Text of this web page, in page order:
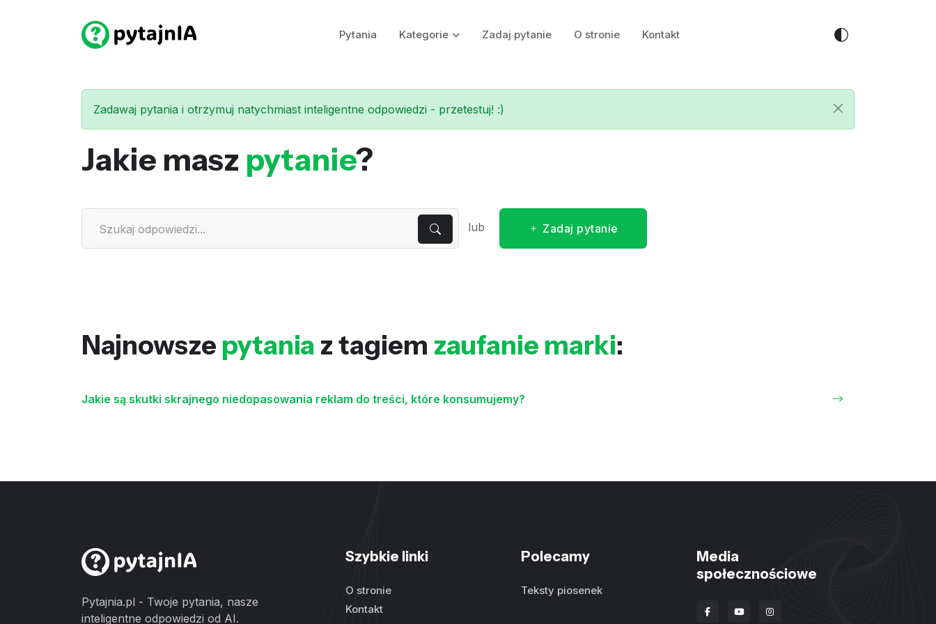
Pytania Kategorie Zadaj pytanie O stronie Kontakt
Zadawaj pytania i otrzymuj natychmiast inteligentne odpowiedzi - przetestuj! :)
Jakie masz pytanie?
lub Zadaj pytanie
Najnowsze pytania z tagiem zaufanie marki:
Jakie są skutki skrajnego niedopasowania reklam do treści, które konsumujemy?
Pytajnia.pl - Twoje pytania, nasze
inteligentne odpowiedzi od AI.
Szybkie linki
O stronie
Kontakt
Polecamy
Teksty piosenek
Media
społecznościowe